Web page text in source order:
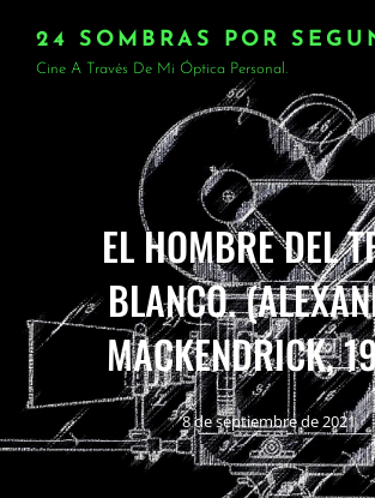
24 SOMBRAS POR
Cine A Través De Mi Óptica Personal.
EL HOMBRE DEL
BLANCO.
MACKENDRICK,
8 de septiembre de 2021